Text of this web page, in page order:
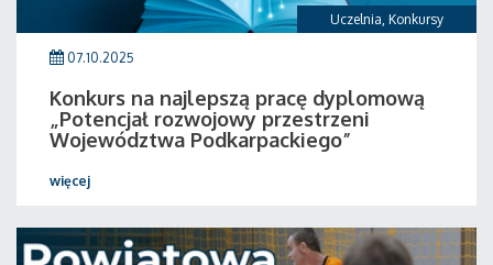
Uczelnia, Konkursy
07.10.2025
Konkurs na najlepszą pracę dyplomową
„Potencjał rozwojowy przestrzeni
Województwa Podkarpackiego”
więcej